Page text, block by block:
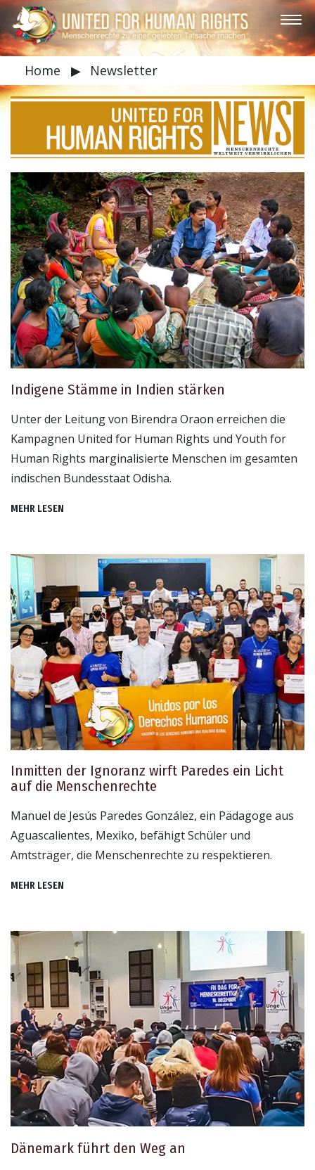
Home ▶ Newsletter
Indigene Stämme in Indien stärken
Unter der Leitung von Birendra Oraon erreichen die
Kampagnen United for Human Rights und Youth for
Human Rights marginalisierte Menschen im gesamten
indischen Bundesstaat Odisha.
MEHR LESEN
Inmitten der Ignoranz wirft Paredes ein Licht
auf die Menschenrechte
Manuel de Jesús Paredes González, ein Pädagoge aus
Aguascalientes, Mexiko, befähigt Schüler und
Amtsträger, die Menschenrechte zu respektieren.
MEHR LESEN
Dänemark führt den Weg an